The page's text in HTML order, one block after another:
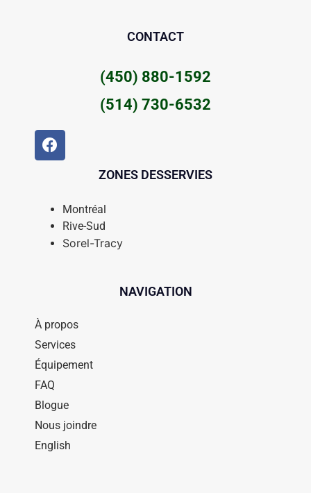
CONTACT
(450) 880-1592
(514) 730-6532
ZONES DESSERVIES
Montréal
Rive-Sud
Sorel-Tracy
NAVIGATION
À propos
Services
Équipement
FAQ
Blogue
Nous joindre
English